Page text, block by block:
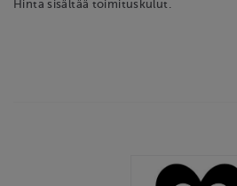
Hinta sisältää toimituskulut.